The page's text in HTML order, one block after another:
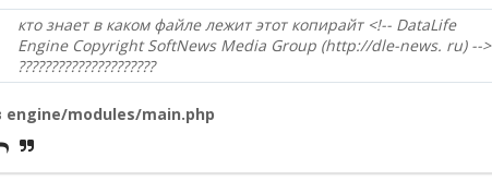
кто знает в каком файле лежит этот копирайт <!-- DataLife
Engine Copyright SoftNews Media Group (http://dle-news. ru) -->
?????????????????????
engine/modules/main.php